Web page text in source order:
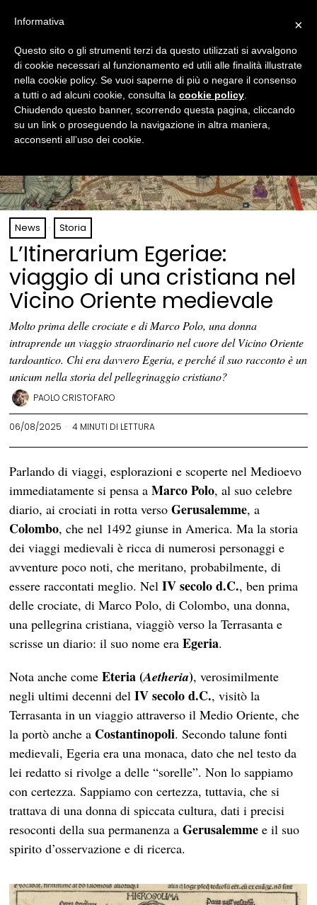
News · Storia
L’Itinerarium Egeriae:
viaggio di una cristiana nel
Vicino Oriente medievale
Molto prima delle crociate e di Marco Polo, una donna
intraprende un viaggio straordinario nel cuore del Vicino Oriente
tardoantico. Chi era davvero Egeria, e perché il suo racconto è un
unicum nella storia del pellegrinaggio cristiano?
PAOLO CRISTOFARO
06/08/2025 4 MINUTI DI LETTURA
Parlando di viaggi, esplorazioni e scoperte nel Medioevo
immediatamente si pensa aMarco Polo, al suo celebre
diario, ai crociati in rotta versoGerusalemme, a
Colombo, che nel 1492 giunse in America. Ma la storia
dei viaggi medievali è ricca di numerosi personaggi e
avventure poco noti, che meritano, probabilmente, di
essere raccontati meglio. NelIV secolo d.C., ben prima
delle crociate, di Marco Polo, di Colombo, una donna,
una pellegrina cristiana, viaggiò verso la Terrasanta e
scrisse un diario: il suo nome eraEgeria.
Nota anche comeEteria (Aetheria), verosimilmente
negli ultimi decenni delIV secolo d.C., visitò la
Terrasanta in un viaggio attraverso il Medio Oriente, che
la portò anche a Costantinopoli. Secondo talune fonti
medievali, Egeria era una monaca, dato che nel testo da
lei redatto si rivolge a delle “sorelle”. Non lo sappiamo
con certezza. Sappiamo con certezza, tuttavia, che si
trattava di una donna di spiccata cultura, dati i precisi
resoconti della sua permanenza aGerusalemme e il suo
spirito d’osservazione e di ricerca.
×
Informativa
Questo sito o gli strumenti terzi da questo utilizzati si avvalgono
di cookie necessari al funzionamento ed utili alle finalità illustrate
nella cookie policy. Se vuoi saperne di più o negare il consenso
a tutti o ad alcuni cookie, consulta la cookie policy
Chiudendo questo banner, scorrendo questa pagina, cliccando
su un link o proseguendo la navigazione in altra maniera,
acconsenti all’uso dei cookie.